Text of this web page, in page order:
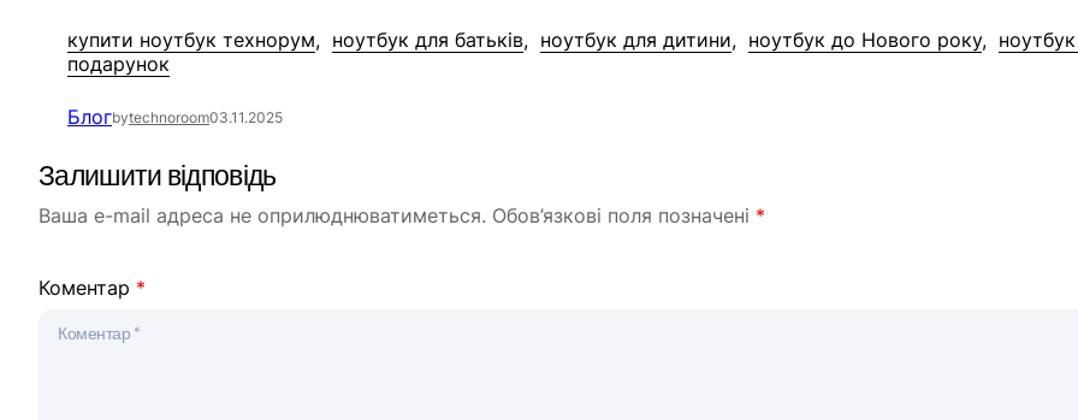
купити ноутбук технорум ноутбук для батьків ноутбук для дитини ноутбук до Нового року
подарунок
Блогbytechnoroom03.11.2025
Залишити відповідь
Ваша e-mail адреса не оприлюднюватиметься. Обов’язкові поля позначені *
Коментар *